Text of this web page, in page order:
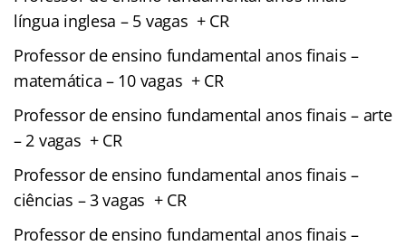
língua inglesa – 5 vagas + CR
Professor de ensino fundamental anos finais –
matemática – 10 vagas + CR
Professor de ensino fundamental anos finais – arte
– 2 vagas + CR
Professor de ensino fundamental anos finais –
ciências – 3 vagas + CR
Professor de ensino fundamental anos finais –